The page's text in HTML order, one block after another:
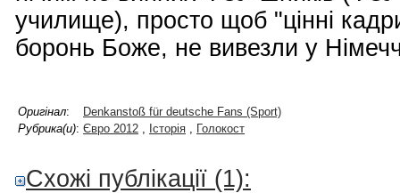
училище), просто щоб "цінні
боронь Боже, не вивезли у
Оригінал:
Denkanstoß für deutsche Fans (Sport)
Рубрика(и): Євро 2012 Історія Голокост
Схожі публікації (1):